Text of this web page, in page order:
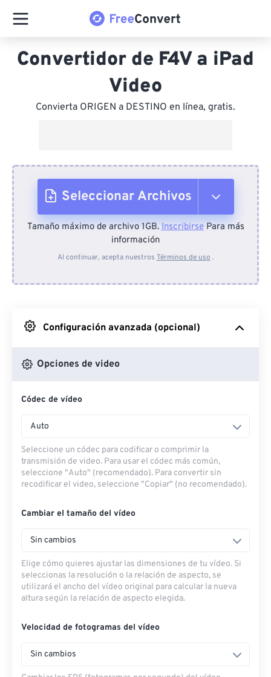
Convertidor de F4V a iPad
Video
Convierta ORIGEN a DESTINO en línea, gratis.
Seleccionar Archivos
Desde el dispositivo
Desde Google Drive
Desde OneDrive
Desde URL
Tamaño máximo de archivo 1GB.InscribirsePara más
información
Al continuar, acepta nuestros Términos de uso .
Configuración avanzada (opcional)
Opciones de video
Códec de vídeo
Auto
Seleccione un códec para codificar o comprimir la
transmisión de video. Para usar el códec más común,
seleccione "Auto" (recomendado). Para convertir sin
recodificar el video, seleccione "Copiar" (no recomendado).
Cambiar el tamaño del vídeo
Sin cambios
Elige cómo quieres ajustar las dimensiones de tu vídeo. Si
seleccionas la resolución o la relación de aspecto, se
utilizará el ancho del vídeo original para calcular la nueva
altura según la relación de aspecto elegida.
Velocidad de fotogramas del vídeo
Sin cambios